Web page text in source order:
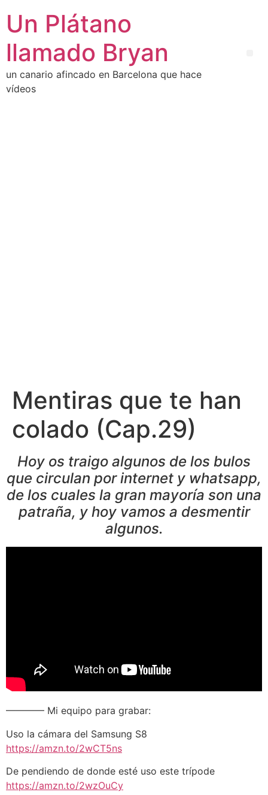
Un Plátano
llamado Bryan
un canario afincado en Barcelona que hace
vídeos
Mentiras que te han
colado (Cap.29)
Hoy os traigo algunos de los bulos
que circulan por internet y whatsapp,
de los cuales la gran mayoría son una
patraña, y hoy vamos a desmentir
algunos.
———— Mi equipo para grabar:
Uso la cámara del Samsung S8
https://amzn.to/2wCT5ns
De pendiendo de donde esté uso este trípode
https://amzn.to/2wzOuCy